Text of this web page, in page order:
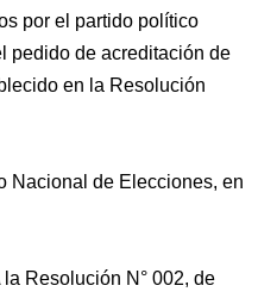
por el partido político
pedido de acreditación de
en la Resolución
Nacional de Elecciones, en
Resolución N° 002, de